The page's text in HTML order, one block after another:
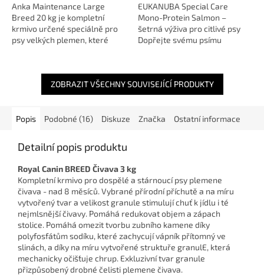
Anka Maintenance Large
Breed 20 kg je kompletní
krmivo určené speciálně pro
psy velkých plemen, které
zdraví pohybového...
EUKANUBA Special Care
Mono-Protein Salmon –
šetrná výživa pro citlivé psy
Dopřejte svému psímu
vitalitu....
ZOBRAZIT VŠECHNY SOUVISEJÍCÍ PRODUKTY
Popis Podobné (16) Diskuze Značka Ostatní informace
Detailní popis produktu
Royal Canin BREED Čivava 3 kg
Kompletní krmivo pro dospělé a stárnoucí psy plemene
čivava - nad 8 měsíců. Vybrané přírodní příchutě a na míru
vytvořený tvar a velikost granule stimulují chuť k jídlu i té
nejmlsnější čivavy. Pomáhá redukovat objem a zápach
stolice. Pomáhá omezit tvorbu zubního kamene díky
polyfosfátům sodíku, které zachycují vápník přítomný ve
slinách, a díky na míru vytvořené struktuře granulE, která
mechanicky očiš´tuje chrup. Exkluzivní tvar granule
přizpůsobený drobné čelisti plemene čivava.